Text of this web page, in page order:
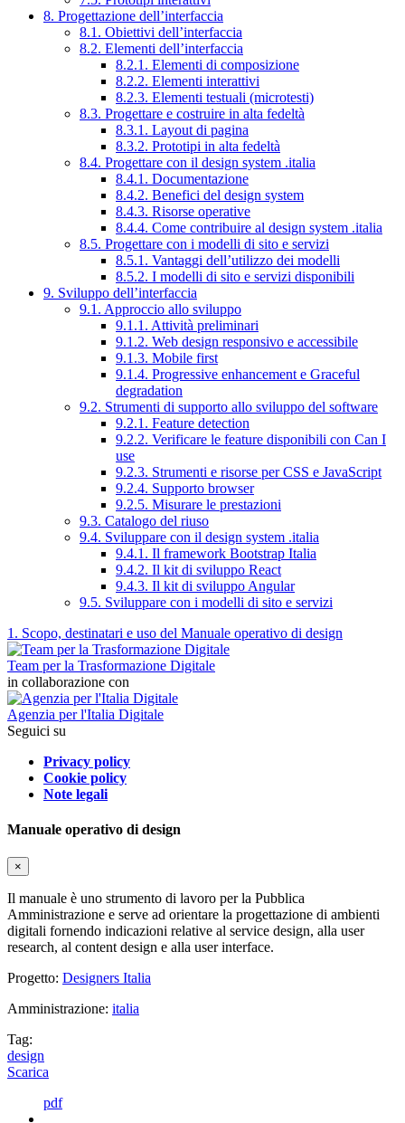
8. Progettazione dell’interfaccia
8.1. Obiettivi dell’interfaccia
8.2. Elementi dell’interfaccia
8.2.1. Elementi di composizione
8.2.2. Elementi interattivi
8.2.3. Elementi testuali (microtesti)
8.3. Progettare e costruire in alta fedeltà
8.3.1. Layout di pagina
8.3.2. Prototipi in alta fedeltà
8.4. Progettare con il design system .italia
8.4.1. Documentazione
8.4.2. Benefici del design system
8.4.3. Risorse operative
8.4.4. Come contribuire al design system .italia
8.5. Progettare con i modelli di sito e servizi
8.5.1. Vantaggi dell’utilizzo dei modelli
8.5.2. I modelli di sito e servizi disponibili
9. Sviluppo dell’interfaccia
9.1. Approccio allo sviluppo
9.1.1. Attività preliminari
9.1.2. Web design responsivo e accessibile
9.1.3. Mobile first
9.1.4. Progressive enhancement e Graceful
degradation
9.2. Strumenti di supporto allo sviluppo del software
9.2.1. Feature detection
9.2.2. Verificare le feature disponibili con Can I
use
9.2.3. Strumenti e risorse per CSS e JavaScript
9.2.4. Supporto browser
9.2.5. Misurare le prestazioni
9.3. Catalogo del riuso
9.4. Sviluppare con il design system .italia
9.4.1. Il framework Bootstrap Italia
9.4.2. Il kit di sviluppo React
9.4.3. Il kit di sviluppo Angular
9.5. Sviluppare con i modelli di sito e servizi
1. Scopo, destinatari e uso del Manuale operativo di design
Team per la Trasformazione Digitale
in collaborazione con
Agenzia per l'Italia Digitale
Seguici su
Privacy policy
Cookie policy
Note legali
Manuale operativo di design
×
Il manuale è uno strumento di lavoro per la Pubblica
Amministrazione e serve ad orientare la progettazione di ambienti
digitali fornendo indicazioni relative al service design, alla user
research, al content design e alla user interface.
Progetto: Designers Italia
Amministrazione: italia
Tag:
design
Scarica
pdf